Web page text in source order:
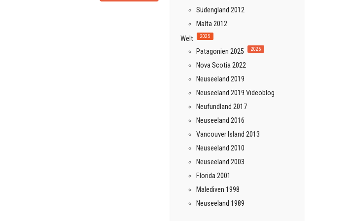
Südengland 2012
Malta 2012
Welt
2025
Patagonien 2025 2025
Nova Scotia 2022
Neuseeland 2019
Neuseeland 2019 Videoblog
Neufundland 2017
Neuseeland 2016
Vancouver Island 2013
Neuseeland 2010
Neuseeland 2003
Florida 2001
Malediven 1998
Neuseeland 1989